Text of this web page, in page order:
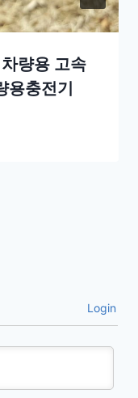
량용 고속
용충전기
Login